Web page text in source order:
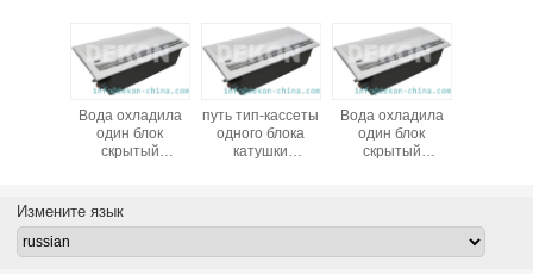
Вода охладила
один блок
скрытый
вентилятора
катушки 4тубе-
(ФП-85О-4)
путь тип-кассеты
одного блока
катушки
Вода охладила
один блок
скрытый
катушки 4тубе-
(ФП-51О-4)
Измените язык